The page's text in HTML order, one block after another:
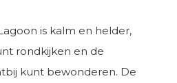
is kalm en helder,
rondkijken en de
kunt bewonderen. De